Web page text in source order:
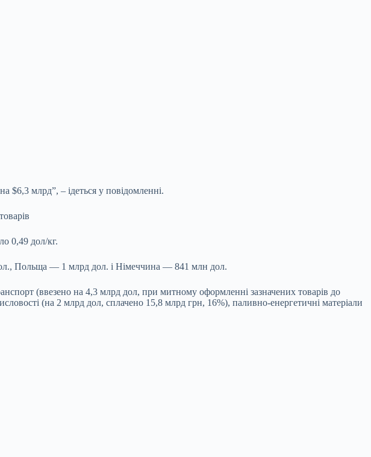
$6,3 млрд”, – ідеться у повідомленні.
0,49 дол/кг.
Польща — 1 млрд дол. і Німеччина — 841 млн дол.
(ввезено на 4,3 млрд дол, при митному оформленні зазначених товарів до
(на 2 млрд дол, сплачено 15,8 млрд грн, 16%), паливно-енергетичні матеріали